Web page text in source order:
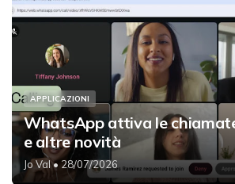
APPLICAZIONI
WhatsApp attiva le
e altre novità
Jo Val• 28/07/2026